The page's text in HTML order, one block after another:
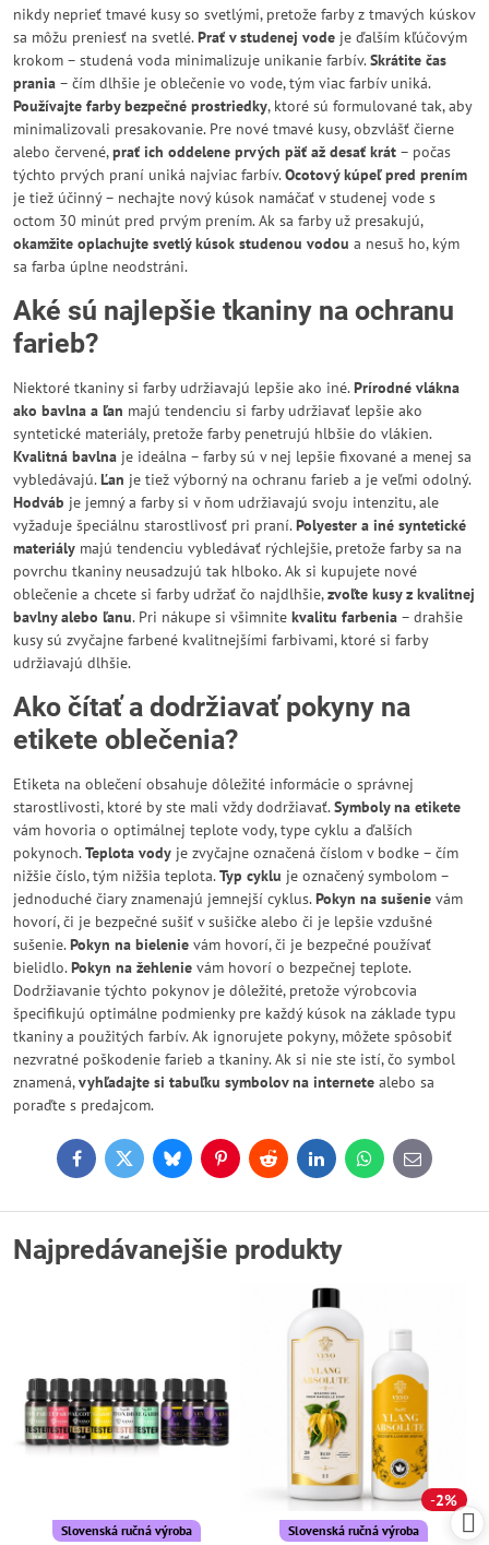
nikdy neprieť tmavé kusy so svetlými, pretože farby z tmavých kúskov
sa môžu preniesť na svetlé.Prať v studenej vode je ďalším kľúčovým
krokom – studená voda minimalizuje unikanie farbív.Skrátite čas
prania – čím dlhšie je oblečenie vo vode, tým viac farbív uniká.
Používajte farby bezpečné prostriedky, ktoré sú formulované tak, aby
minimalizovali presakovanie. Pre nové tmavé kusy, obzvlášť čierne
alebo červené,prať ich oddelene prvých päť až desať krát – počas
týchto prvých praní uniká najviac farbív.Ocotový kúpeľ pred prením
je tiež účinný – nechajte nový kúsok namáčať v studenej vode s
octom 30 minút pred prvým prením. Ak sa farby už presakujú,
okamžite oplachujte svetlý kúsok studenou vodou a nesuš ho, kým
sa farba úplne neodstráni.
Aké sú najlepšie tkaniny na ochranu
farieb?
Niektoré tkaniny si farby udržiavajú lepšie ako iné.Prírodné vlákna
ako bavlna a ľan majú tendenciu si farby udržiavať lepšie ako
syntetické materiály, pretože farby penetrujú hlbšie do vlákien.
Kvalitná bavlna je ideálna – farby sú v nej lepšie fixované a menej sa
vybledávajú.Ľan je tiež výborný na ochranu farieb a je veľmi odolný.
Hodváb je jemný a farby si v ňom udržiavajú svoju intenzitu, ale
vyžaduje špeciálnu starostlivosť pri praní.Polyester a iné syntetické
materiály majú tendenciu vybledávať rýchlejšie, pretože farby sa na
povrchu tkaniny neusadzujú tak hlboko. Ak si kupujete nové
oblečenie a chcete si farby udržať čo najdlhšie,zvoľte kusy z kvalitnej
bavlny alebo ľanu. Pri nákupe si všimnite kvalitu farbenia – drahšie
kusy sú zvyčajne farbené kvalitnejšími farbivami, ktoré si farby
udržiavajú dlhšie.
Ako čítať a dodržiavať pokyny na
etikete oblečenia?
Etiketa na oblečení obsahuje dôležité informácie o správnej
starostlivosti, ktoré by ste mali vždy dodržiavať.Symboly na etikete
vám hovoria o optimálnej teplote vody, type cyklu a ďalších
pokynoch.Teplota vody je zvyčajne označená číslom v bodke – čím
nižšie číslo, tým nižšia teplota.Typ cyklu je označený symbolom –
jednoduché čiary znamenajú jemnejší cyklus.Pokyn na sušenie vám
hovorí, či je bezpečné sušiť v sušičke alebo či je lepšie vzdušné
sušenie.Pokyn na bielenie vám hovorí, či je bezpečné používať
bielidlo.Pokyn na žehlenie vám hovorí o bezpečnej teplote.
Dodržiavanie týchto pokynov je dôležité, pretože výrobcovia
špecifikujú optimálne podmienky pre každý kúsok na základe typu
tkaniny a použitých farbív. Ak ignorujete pokyny, môžete spôsobiť
nezvratné poškodenie farieb a tkaniny. Ak si nie ste istí, čo symbol
znamená,vyhľadajte si tabuľku symbolov na internete alebo sa
poraďte s predajcom.
FacebookTwitterBlueskyPinterestReddit LinkedInWhatsApp
E-
mail
Najpredávanejšie produkty
Slovenská ručná výroba
2%
Slovenská ručná výroba